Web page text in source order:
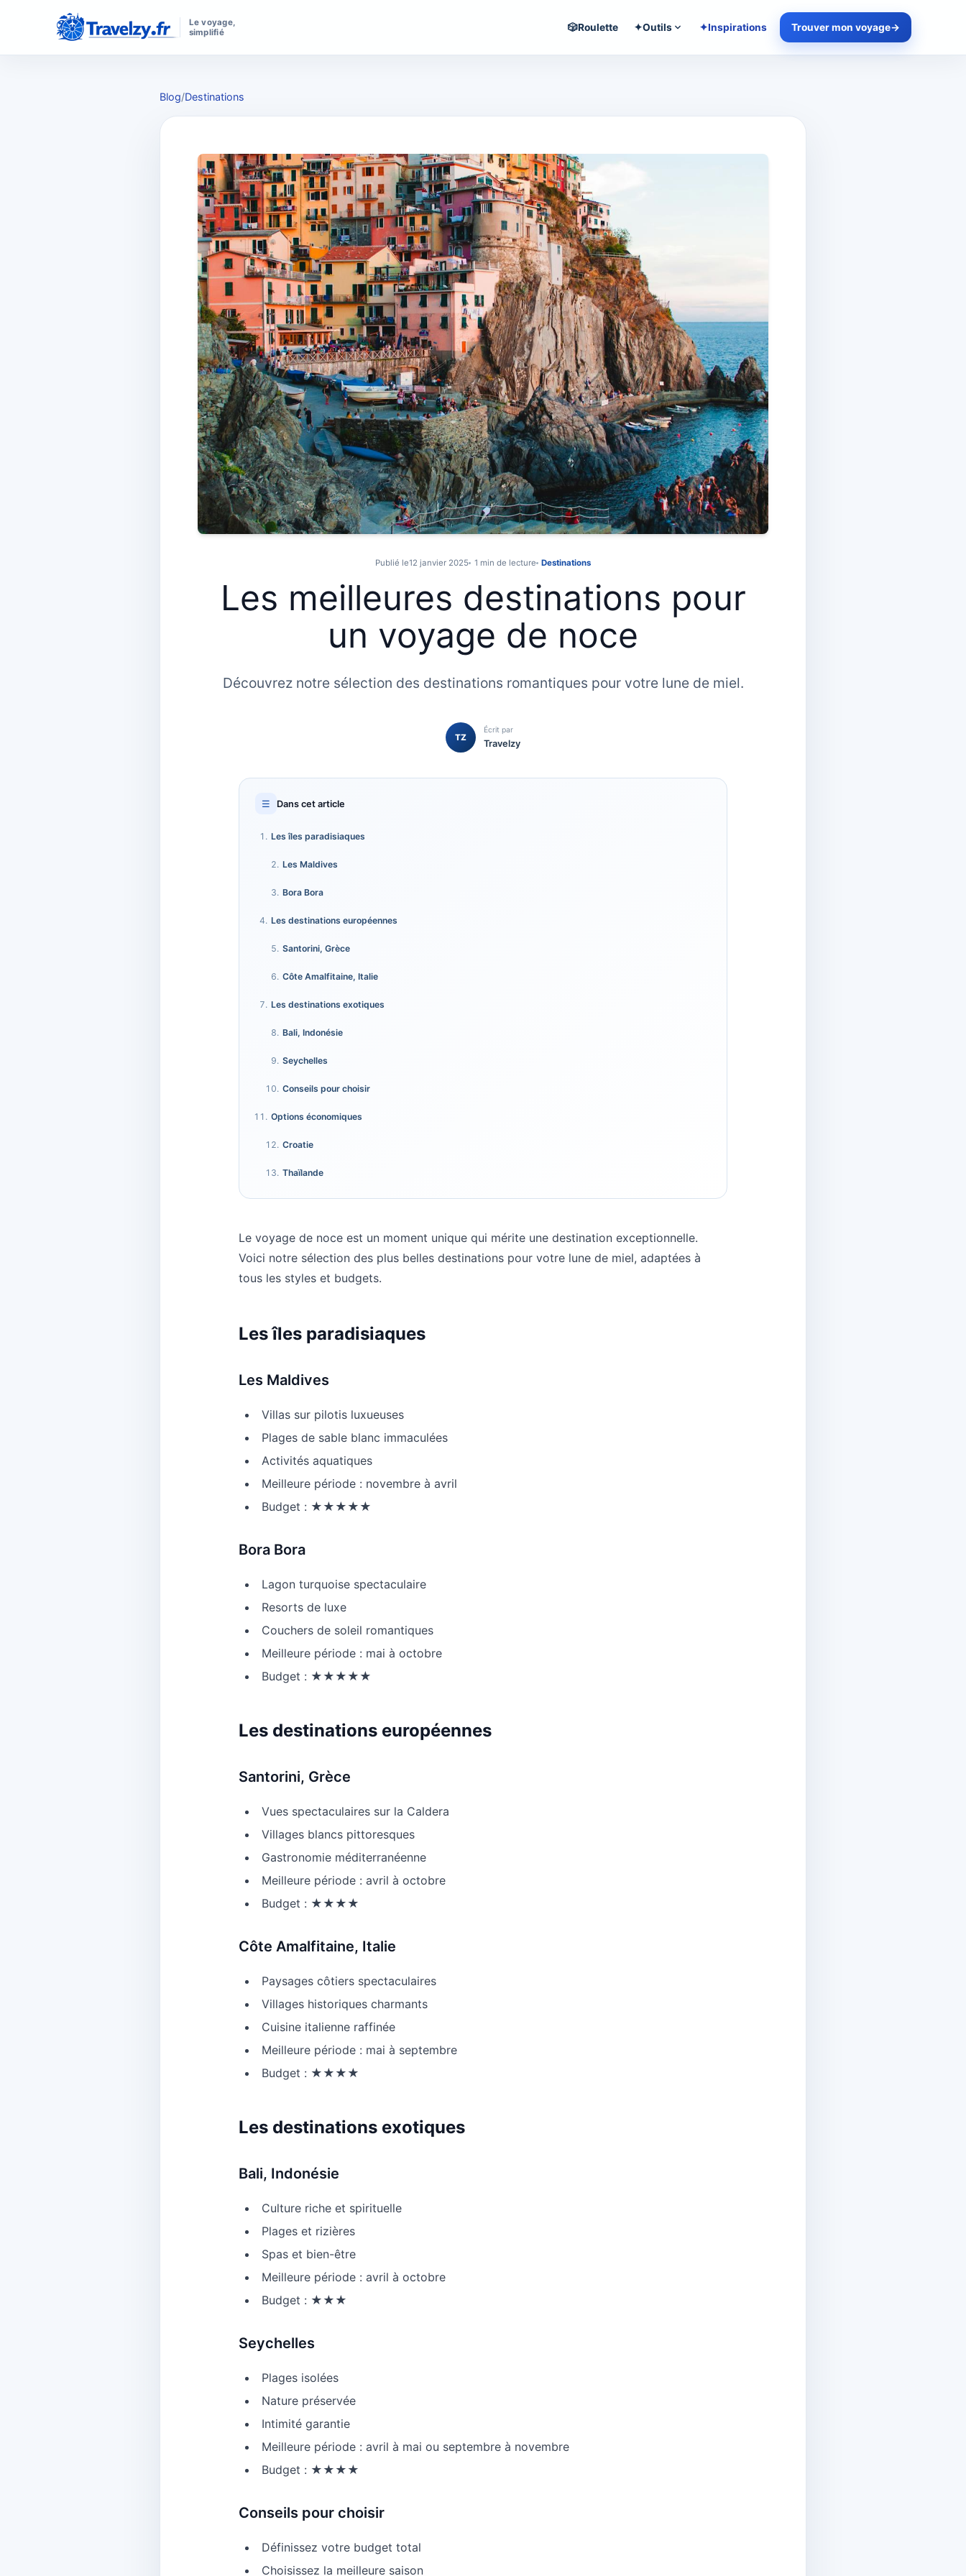
Le voyage,
simplifié
🎲Roulette ✦Outils ✦Inspirations Trouver mon voyage→
Blog/Destinations
Publié le12 janvier 2025 1 min de lecture Destinations
Les meilleures destinations pour
un voyage de noce
Découvrez notre sélection des destinations romantiques pour votre lune de miel.
TZ
Écrit par
Travelzy
☰ Dans cet article
Les îles paradisiaques
Les Maldives
Bora Bora
Les destinations européennes
Santorini, Grèce
Côte Amalfitaine, Italie
Les destinations exotiques
Bali, Indonésie
Seychelles
Conseils pour choisir
Options économiques
Croatie
Thaïlande
Le voyage de noce est un moment unique qui mérite une destination exceptionnelle.
Voici notre sélection des plus belles destinations pour votre lune de miel, adaptées à
tous les styles et budgets.
Les îles paradisiaques
Les Maldives
Villas sur pilotis luxueuses
Plages de sable blanc immaculées
Activités aquatiques
Meilleure période : novembre à avril
Budget : ★★★★★
Bora Bora
Lagon turquoise spectaculaire
Resorts de luxe
Couchers de soleil romantiques
Meilleure période : mai à octobre
Budget : ★★★★★
Les destinations européennes
Santorini, Grèce
Vues spectaculaires sur la Caldera
Villages blancs pittoresques
Gastronomie méditerranéenne
Meilleure période : avril à octobre
Budget : ★★★★
Côte Amalfitaine, Italie
Paysages côtiers spectaculaires
Villages historiques charmants
Cuisine italienne raffinée
Meilleure période : mai à septembre
Budget : ★★★★
Les destinations exotiques
Bali, Indonésie
Culture riche et spirituelle
Plages et rizières
Spas et bien-être
Meilleure période : avril à octobre
Budget : ★★★
Seychelles
Plages isolées
Nature préservée
Intimité garantie
Meilleure période : avril à mai ou septembre à novembre
Budget : ★★★★
Conseils pour choisir
Définissez votre budget total
Choisissez la meilleure saison